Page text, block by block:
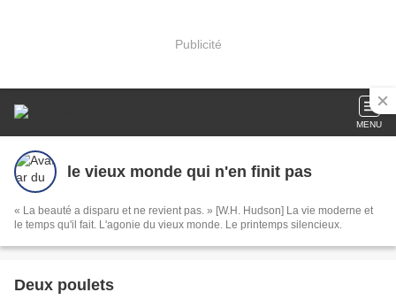
Publicité
MENU
le vieux monde qui n'en finit pas
« La beauté a disparu et ne revient pas. » [W.H. Hudson] La vie moderne et
le temps qu'il fait. L'agonie du vieux monde. Le printemps silencieux.
Deux poulets